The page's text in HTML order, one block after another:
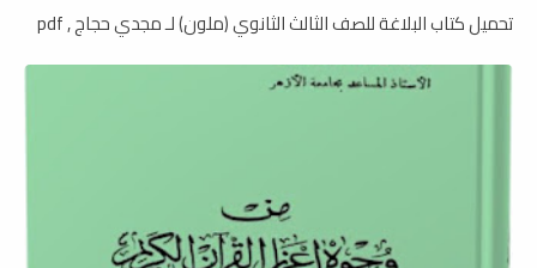
تحميل كتاب البلاغة للصف الثالث الثانوي (ملون) لـ مجدي حجاج , pdf